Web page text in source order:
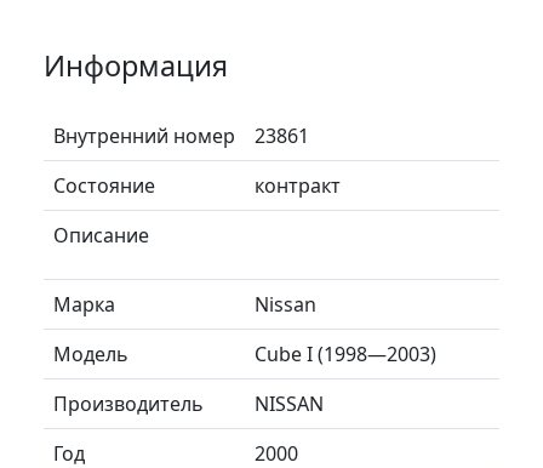
Информация
Внутренний номер
23861
Состояние
контракт
Описание
Марка
Nissan
Модель
Cube I (1998—2003)
Производитель
NISSAN
Год
2000